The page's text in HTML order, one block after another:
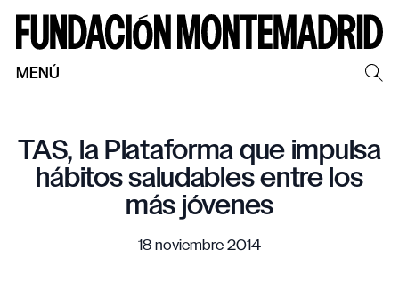
MENÚ
TAS, la Plataforma que impulsa
hábitos saludables entre los
más jóvenes
18 noviembre 2014